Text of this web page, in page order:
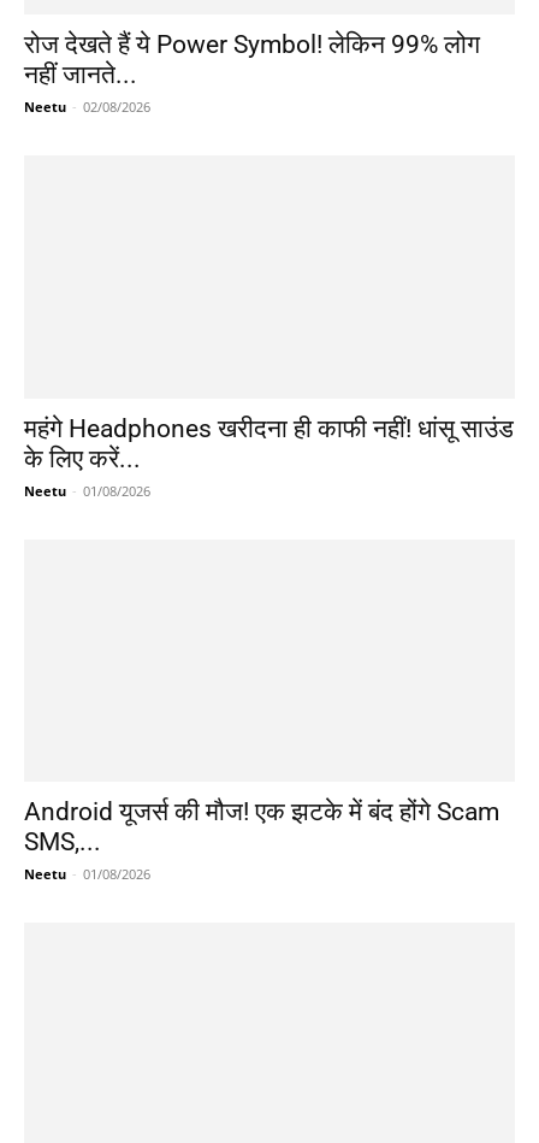
रोज देखते हैं ये Power Symbol! लेकिन 99% लोग
नहीं जानते...
Neetu - 02/08/2026
महंगे Headphones खरीदना ही काफी नहीं! धांसू साउंड
के लिए करें...
Neetu - 01/08/2026
Android यूजर्स की मौज! एक झटके में बंद होंगे Scam
SMS,...
Neetu - 01/08/2026